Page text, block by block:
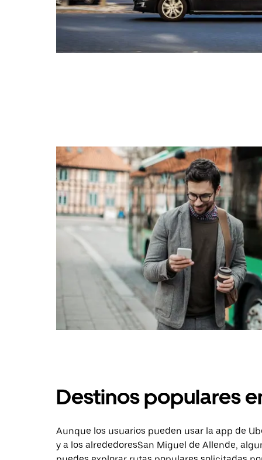
Destinos populares
Aunque los usuarios pueden usar la app de
y a los alrededoresSan Miguel de Allende,